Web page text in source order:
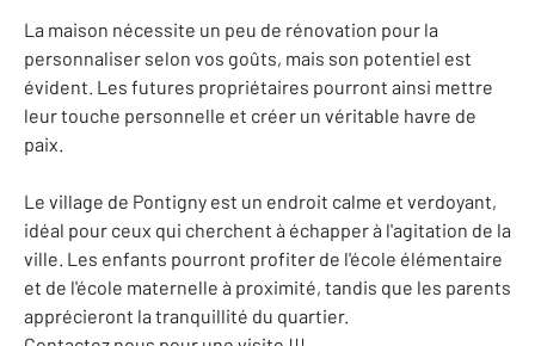
La maison nécessite un peu de rénovation pour la
personnaliser selon vos goûts, mais son potentiel est
évident. Les futures propriétaires pourront ainsi mettre
leur touche personnelle et créer un véritable havre de
paix.
Le village de Pontigny est un endroit calme et verdoyant,
idéal pour ceux qui cherchent à échapper à l'agitation de la
ville. Les enfants pourront profiter de l'école élémentaire
et de l'école maternelle à proximité, tandis que les parents
apprécieront la tranquillité du quartier.